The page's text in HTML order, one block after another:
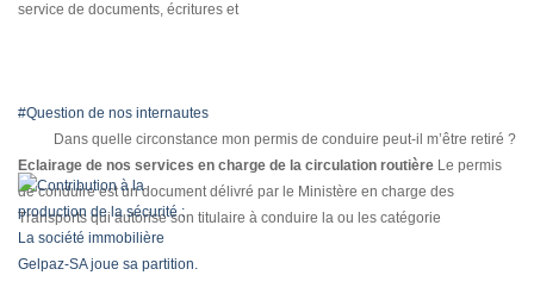
service de documents, écritures et
#Question de nos internautes
Dans quelle circonstance mon permis de conduire peut-il m’être retiré ?
Eclairage de nos services en charge de la circulation routière Le permis
de conduire est un document délivré par le Ministère en charge des
Transports qui autorise son titulaire à conduire la ou les catégorie